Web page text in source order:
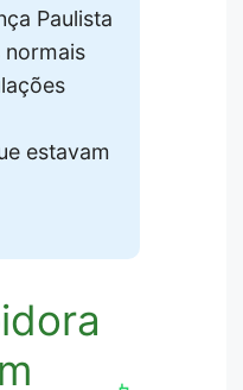
Paulista
normais
estavam